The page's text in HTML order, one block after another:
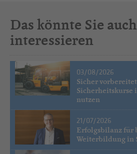
Das könnte Sie auch
interessieren
03/08/2026
Sicher
Sicherheitskurse
nutzen
21/07/2026
Erfolgsbilanz für
Weiterbildung in